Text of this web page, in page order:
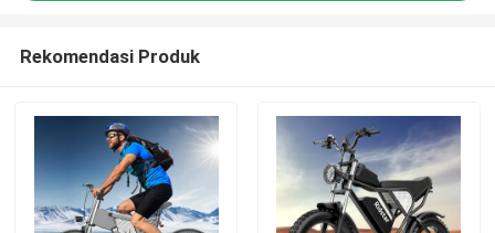
Rekomendasi Produk